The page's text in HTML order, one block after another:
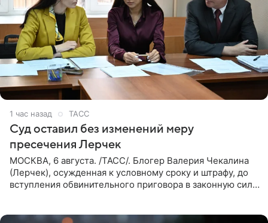
1 час назад ТАСС
Суд оставил без изменений меру
пресечения Лерчек
МОСКВА, 6 августа. /ТАСС/. Блогер Валерия Чекалина
(Лерчек), осужденная к условному сроку и штрафу, до
вступления обвинительного приговора в законную силу